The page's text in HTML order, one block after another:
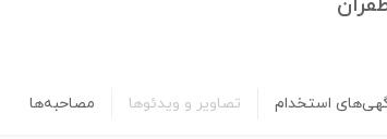
استخدام تصاویر و ویدئوها مصاحبه‌ها